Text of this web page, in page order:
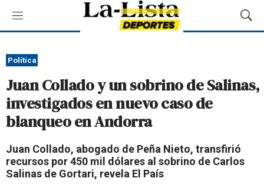
M
e
ú
M
o
a
r
Política
Juan Collado y un sobrino de Salinas,
investigados en nuevo caso de
blanqueo en Andorra
Juan Collado, abogado de Peña Nieto, transfirió
recursos por 450 mil dólares al sobrino de Carlos
Salinas de Gortari, revela El País